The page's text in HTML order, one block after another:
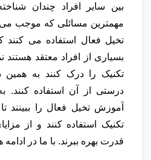
بین سایر افراد چندان
مهمترین مسائلی که موجب می
تخیل فعال استفاده می کنند
بسیاری از افراد معتقد هستند
تکنیک را درک کنند به همین
درستی از آن استفاده کنند.
آموزش تخیل فعال را ببینند
تکنیک استفاده کنند و از
قدرت بهره ببرند. با ما در ادامه